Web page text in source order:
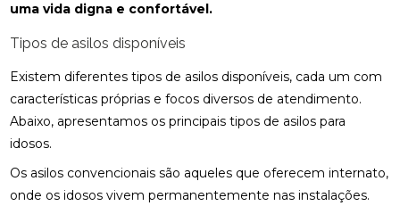
uma vida digna e confortável.
Tipos de asilos disponíveis
Existem diferentes tipos de asilos disponíveis, cada um com
características próprias e focos diversos de atendimento.
Abaixo, apresentamos os principais tipos de asilos para
idosos.
Os asilos convencionais são aqueles que oferecem internato,
onde os idosos vivem permanentemente nas instalações.